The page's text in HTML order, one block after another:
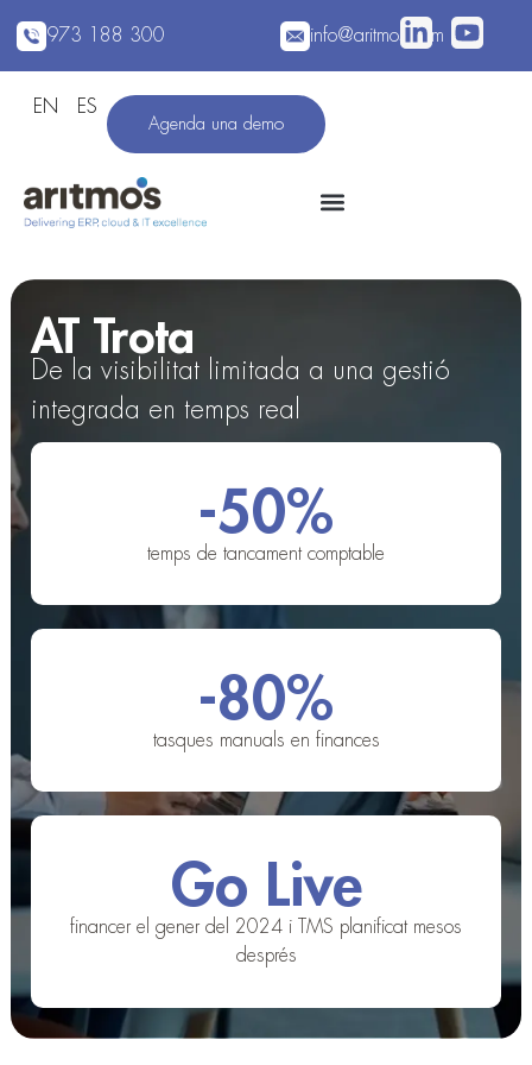
973 188 300 info@aritmos.com
EN ES
Agenda una demo
AT Trota
De la visibilitat limitada a una gestió
integrada en temps real
-50%
temps de tancament comptable
-80%
tasques manuals en finances
Go Live
financer el gener del 2024 i TMS planificat mesos
després